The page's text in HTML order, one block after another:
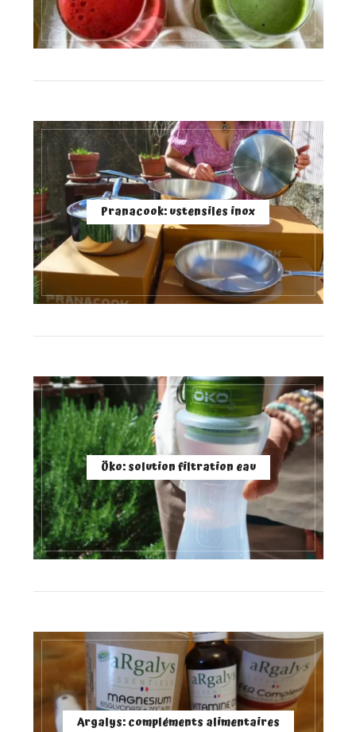
Pranacook: ustensiles inox
Öko: solution filtration eau
Argalys: compléments alimentaires